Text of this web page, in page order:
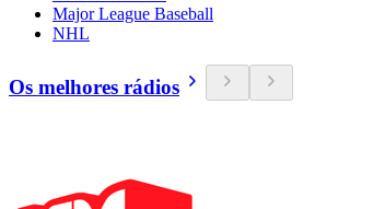
Major League Baseball
NHL
Os melhores rádios